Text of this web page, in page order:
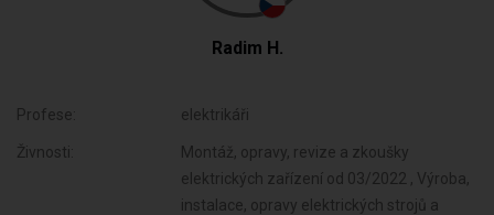
Radim H.
Profese: elektrikáři
Živnosti:
Montáž, opravy, revize a zkoušky
elektrických zařízení od 03/2022 , Výroba,
instalace, opravy elektrických strojů a